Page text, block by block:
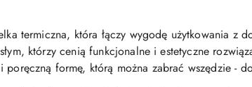
termiczna, która łączy wygodę użytkowania z
którzy cenią funkcjonalne i estetyczne
poręczną formę, którą można zabrać wszędzie -